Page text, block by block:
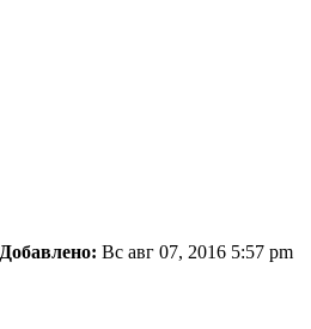
Добавлено: Вс авг 07, 2016 5:57 pm